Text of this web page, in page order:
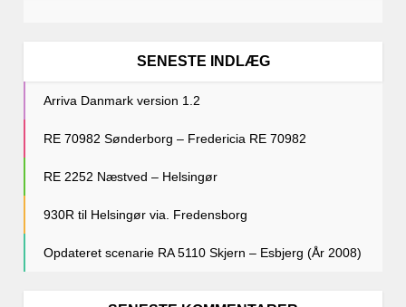
SENESTE INDLÆG
Arriva Danmark version 1.2
RE 70982 Sønderborg – Fredericia RE 70982
RE 2252 Næstved – Helsingør
930R til Helsingør via. Fredensborg
Opdateret scenarie RA 5110 Skjern – Esbjerg (År 2008)